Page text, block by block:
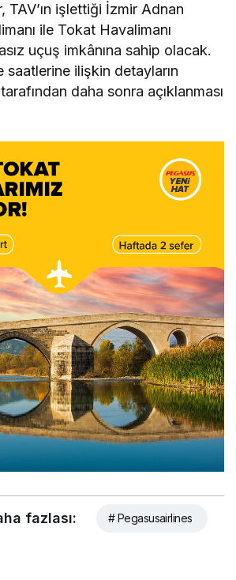
TAV’ın işlettiği İzmir Adnan
ile Tokat Havalimanı
uçuş imkânına sahip olacak.
saatlerine ilişkin detayların
daha sonra açıklanması
fazlası: # Pegasusairlines